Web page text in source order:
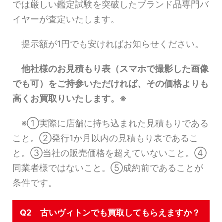
では厳しい鑑定試験を突破したブランド品専門バ
イヤーが査定いたします。
提示額が1円でも安ければお知らせください。
他社様のお見積もり表（スマホで撮影した画像
でも可）をご持参いただければ、その価格よりも
高くお買取りいたします。※
※①実際に店舗に持ち込まれた見積もりである
こと。②発行1か月以内の見積もり表であるこ
と。③当社の販売価格を超えていないこと。④
同業者様ではないこと。⑤成約前であることが
条件です。
Q2 古いヴィトンでも買取してもらえますか？